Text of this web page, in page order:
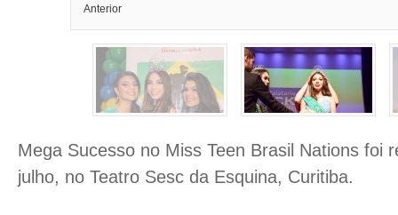
Anterior
Mega Sucesso no Miss Teen Brasil Nations foi
julho, no Teatro Sesc da Esquina, Curitiba.